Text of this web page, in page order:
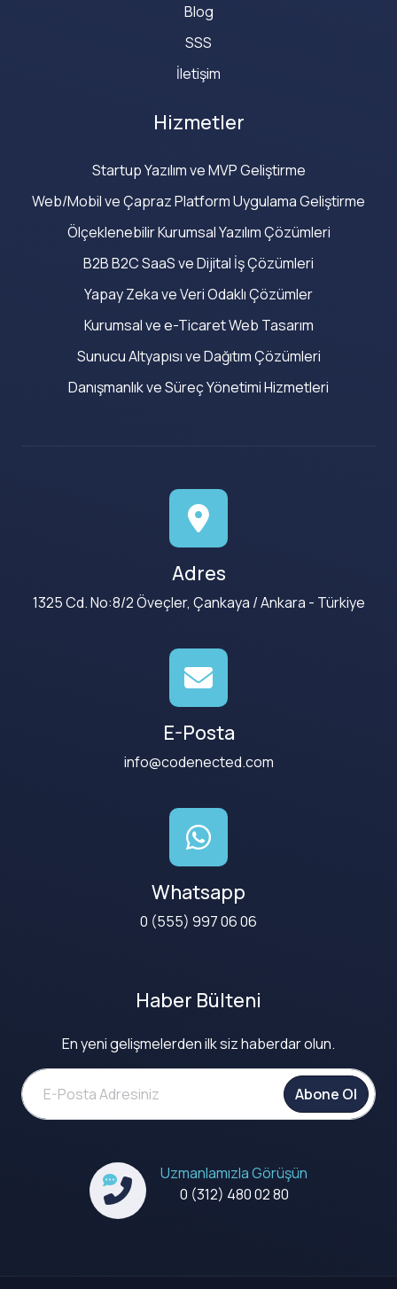
Blog
SSS
İletişim
Hizmetler
Startup Yazılım ve MVP Geliştirme
Web/Mobil ve Çapraz Platform Uygulama Geliştirme
Ölçeklenebilir Kurumsal Yazılım Çözümleri
B2B B2C SaaS ve Dijital İş Çözümleri
Yapay Zeka ve Veri Odaklı Çözümler
Kurumsal ve e-Ticaret Web Tasarım
Sunucu Altyapısı ve Dağıtım Çözümleri
Danışmanlık ve Süreç Yönetimi Hizmetleri
Adres
1325 Cd. No:8/2 Öveçler, Çankaya / Ankara - Türkiye
E-Posta
info@codenected.com
Whatsapp
0 (555) 997 06 06
Haber Bülteni
En yeni gelişmelerden ilk siz haberdar olun.
Abone Ol
Uzmanlamızla Görüşün
0 (312) 480 02 80